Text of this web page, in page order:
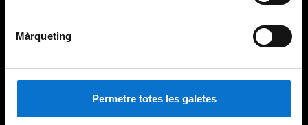
Màrqueting
Permetre totes les galetes